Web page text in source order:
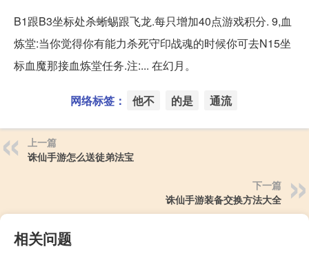
B1跟B3坐标处杀蜥蜴跟飞龙.每只增加40点游戏积分. 9,血
炼堂:当你觉得你有能力杀死守印战魂的时候你可去N15坐
标血魔那接血炼堂任务.注:... 在幻月。
网络标签： 他不 的是 通流
上一篇
诛仙手游怎么送徒弟法宝
下一篇
诛仙手游装备交换方法大全
相关问题